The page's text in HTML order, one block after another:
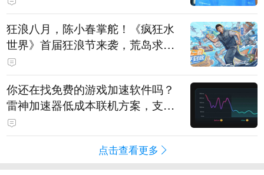
狂浪八月，陈小春掌舵！《疯狂水
世界》首届狂浪节来袭，荒岛求生
直播即将开启
你还在找免费的游戏加速软件吗？
雷神加速器低成本联机方案，支持
免费试用
点击查看更多